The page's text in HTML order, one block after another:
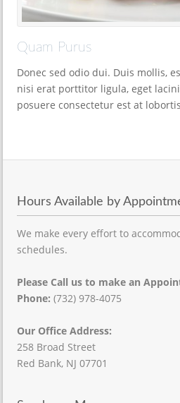
Quam Purus
Donec sed odio dui. Duis mollis,
nisi erat porttitor ligula, eget
posuere consectetur est at
Hours Available by
We make every effort to
schedules.
Please Call us to make an
Phone: (732) 978-4075
Our Office Address:
258 Broad Street
Red Bank, NJ 07701